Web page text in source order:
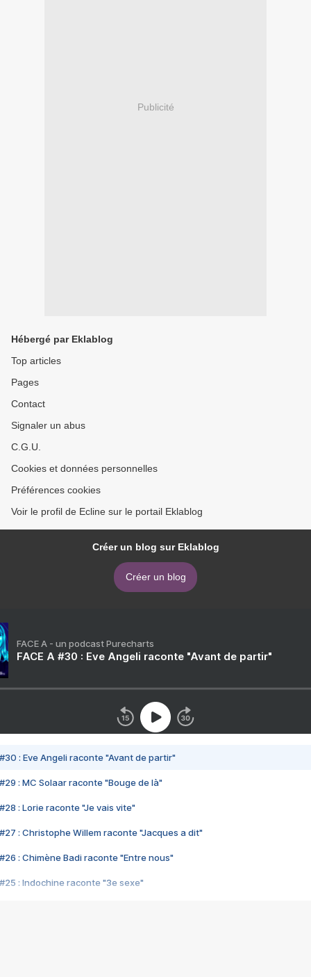
Publicité
Hébergé par Eklablog
Top articles
Pages
Contact
Signaler un abus
C.G.U.
Cookies et données personnelles
Préférences cookies
Voir le profil de Ecline sur le portail Eklablog
Créer un blog sur Eklablog
Créer un blog
FACE A - un podcast Purecharts
FACE A #30 : Eve Angeli raconte "Avant de partir"
#30 : Eve Angeli raconte "Avant de partir"
#29 : MC Solaar raconte "Bouge de là"
#28 : Lorie raconte "Je vais vite"
#27 : Christophe Willem raconte "Jacques a dit"
#26 : Chimène Badi raconte "Entre nous"
#25 : Indochine raconte "3e sexe"